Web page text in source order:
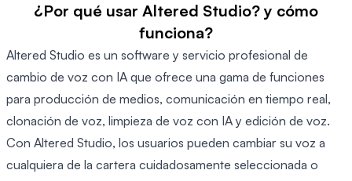
¿Por qué usar Altered Studio? y cómo
funciona?
Altered Studio es un software y servicio profesional de
cambio de voz con IA que ofrece una gama de funciones
para producción de medios, comunicación en tiempo real,
clonación de voz, limpieza de voz con IA y edición de voz.
Con Altered Studio, los usuarios pueden cambiar su voz a
cualquiera de la cartera cuidadosamente seleccionada o